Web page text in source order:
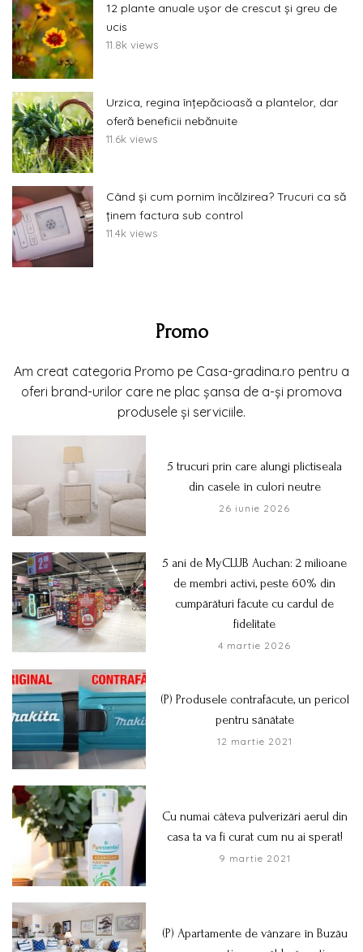
12 plante anuale ușor de crescut și greu de
ucis
11.8k views
Urzica, regina înțepăcioasă a plantelor, dar
oferă beneficii nebănuite
11.6k views
Când și cum pornim încălzirea? Trucuri ca să
ținem factura sub control
11.4k views
Promo
Am creat categoria Promo pe Casa-gradina.ro pentru a
oferi brand-urilor care ne plac șansa de a-și promova
produsele și serviciile.
5 trucuri prin care alungi plictiseala
din casele în culori neutre
26 iunie 2026
5 ani de MyCLUB Auchan: 2 milioane
de membri activi, peste 60% din
cumpărături făcute cu cardul de
fidelitate
4 martie 2026
(P) Produsele contrafăcute, un pericol
pentru sănătate
12 martie 2021
Cu numai câteva pulverizări aerul din
casa ta va fi curat cum nu ai sperat!
9 martie 2021
(P) Apartamente de vânzare în Buzău